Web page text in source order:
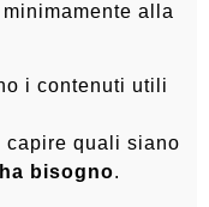
alla
i contenuti utili
capire quali siano
bisogno.